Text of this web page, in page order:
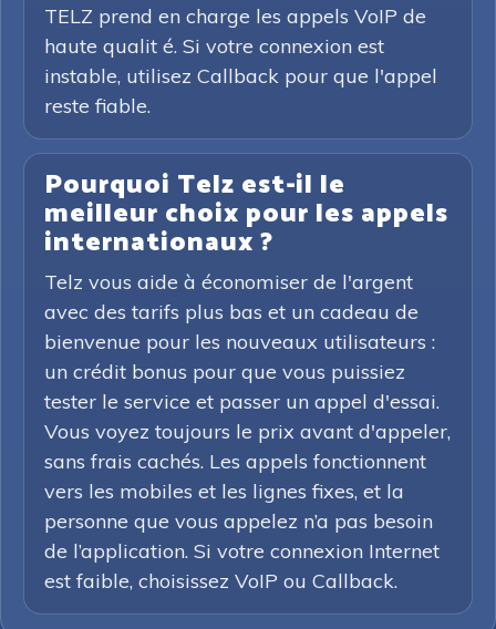
TELZ prend en charge les appels VoIP de
haute qualit é. Si votre connexion est
instable, utilisez Callback pour que l'appel
reste fiable.
Pourquoi Telz est-il le
meilleur choix pour les appels
internationaux ?
Telz vous aide à économiser de l'argent
avec des tarifs plus bas et un cadeau de
bienvenue pour les nouveaux utilisateurs :
un crédit bonus pour que vous puissiez
tester le service et passer un appel d'essai.
Vous voyez toujours le prix avant d'appeler,
sans frais cachés. Les appels fonctionnent
vers les mobiles et les lignes fixes, et la
personne que vous appelez n’a pas besoin
de l’application. Si votre connexion Internet
est faible, choisissez VoIP ou Callback.